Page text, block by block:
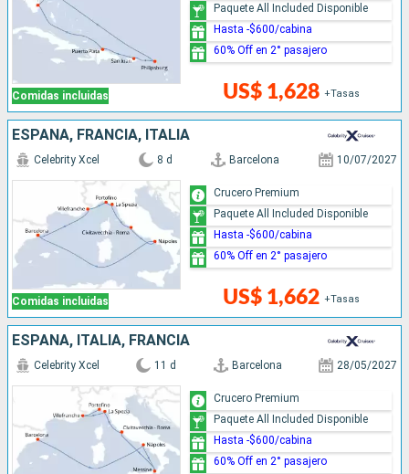
Comidas incluidas US$ 1,628 +Tasas
Paquete All Included Disponible
Hasta -$600/cabina
60% Off en 2° pasajero
ESPAÑA, FRANCIA, ITALIA
Comidas incluidas
Celebrity Xcel 8 d Barcelona 10/07/2027
US$ 1,662 +Tasas
Crucero Premium
Paquete All Included Disponible
Hasta -$600/cabina
60% Off en 2° pasajero
ESPAÑA, ITALIA, FRANCIA
Celebrity Xcel 11 d Barcelona 28/05/2027
Crucero Premium
Paquete All Included Disponible
Hasta -$600/cabina
60% Off en 2° pasajero